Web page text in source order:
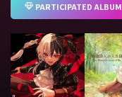
PARTICIPATED ALBUM